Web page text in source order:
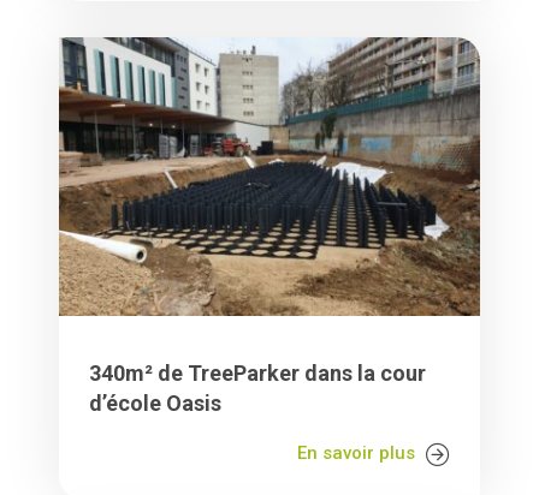
340m² de TreeParker dans la cour
d’école Oasis
En savoir plus